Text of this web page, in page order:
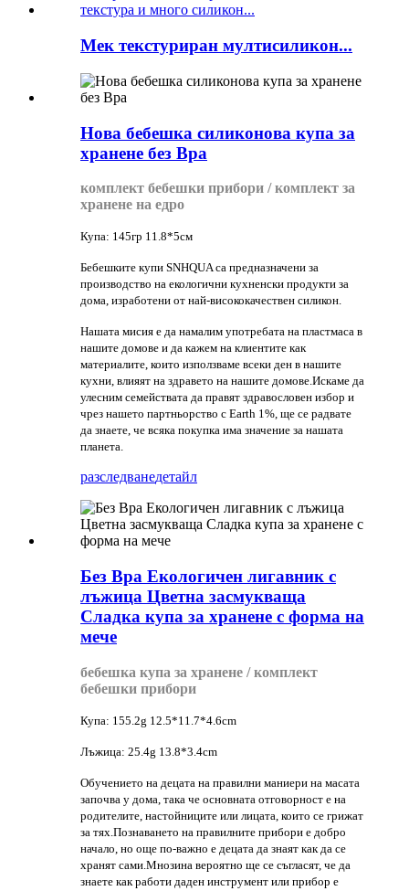
Мек текстуриран мултисиликон...
Нова бебешка силиконова купа за
хранене без Bpa
комплект бебешки прибори / комплект за
хранене на едро
Купа: 145гр 11.8*5см
Бебешките купи SNHQUA са предназначени за
производство на екологични кухненски продукти за
дома, изработени от най-висококачествен силикон.
Нашата мисия е да намалим употребата на пластмаса в
нашите домове и да кажем на клиентите как
материалите, които използваме всеки ден в нашите
кухни, влияят на здравето на нашите домове.Искаме да
улесним семействата да правят здравословен избор и
чрез нашето партньорство с Earth 1%, ще се радвате
да знаете, че всяка покупка има значение за нашата
планета.
разследванедетайл
Без Bpa Екологичен лигавник с
лъжица Цветна засмукваща
Сладка купа за хранене с форма на
мече
бебешка купа за хранене / комплект
бебешки прибори
Купа: 155.2g 12.5*11.7*4.6cm
Лъжица: 25.4g 13.8*3.4cm
Обучението на децата на правилни маниери на масата
започва у дома, така че основната отговорност е на
родителите, настойниците или лицата, които се грижат
за тях.Познаването на правилните прибори е добро
начало, но още по-важно е децата да знаят как да се
хранят сами.Мнозина вероятно ще се съгласят, че да
знаете как работи даден инструмент или прибор е